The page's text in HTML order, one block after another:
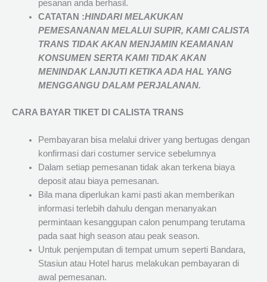
pesanan anda berhasil.
CATATAN :HINDARI MELAKUKAN
PEMESANANAN MELALUI SUPIR, KAMICALISTA
TRANSTIDAK AKAN MENJAMINKEAMANAN
KONSUMEN SERTA KAMI TIDAK AKAN
MENINDAK LANJUTI KETIKA ADA HAL YANG
MENGGANGU DALAM PERJALANAN.
CARA BAYAR TIKET DI CALISTA TRANS
Pembayaran bisa melalui driver yang bertugas dengan
konfirmasi dari costumer service sebelumnya
Dalam setiap pemesanan tidak akan terkena biaya
deposit atau biaya pemesanan.
Bila mana diperlukan kami pasti akan memberikan
informasi terlebih dahulu dengan menanyakan
permintaan kesanggupan calon penumpang terutama
pada saat high season atau peak season.
Untuk penjemputan di tempat umum seperti Bandara,
Stasiun atau Hotel harus melakukan pembayaran di
awal pemesanan.